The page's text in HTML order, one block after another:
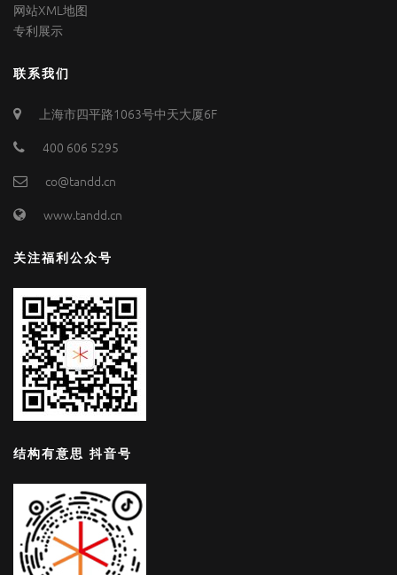
网站XML地图
专利展示
联系我们
上海市四平路1063号中天大厦6F
400 606 5295
co@tandd.cn
www.tandd.cn
关注福利公众号
结构有意思 抖音号